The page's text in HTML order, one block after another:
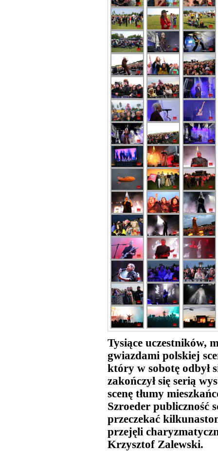
Tysiące uczestników,
gwiazdami polskiej
który w sobotę odbył
zakończył się serią
scenę tłumy
Szroeder publiczność
przeczekać
przejęli
Krzysztof Zalewski.